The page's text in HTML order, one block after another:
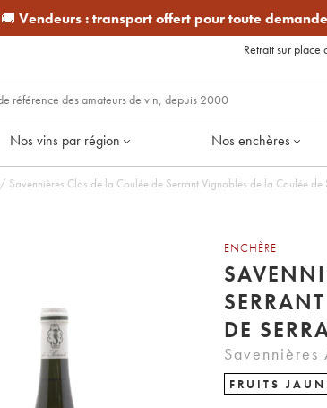
🚚 Vendeurs :transport offert pour toute
Retrait sur place
Nos vins par région Nos enchères
/ Savennières Clos de la Coulée de Serrant Vignobles de la Coulée
ENCHÈRE
DE
Savennières
FRUITS